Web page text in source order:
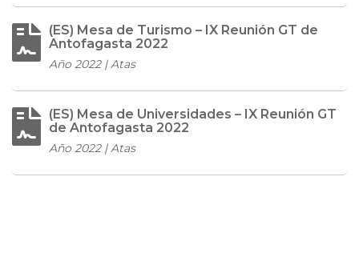
(ES) Mesa de Turismo – IX Reunión GT de
Antofagasta 2022
Año 2022 | Atas
(ES) Mesa de Universidades – IX Reunión GT
de Antofagasta 2022
Año 2022 | Atas